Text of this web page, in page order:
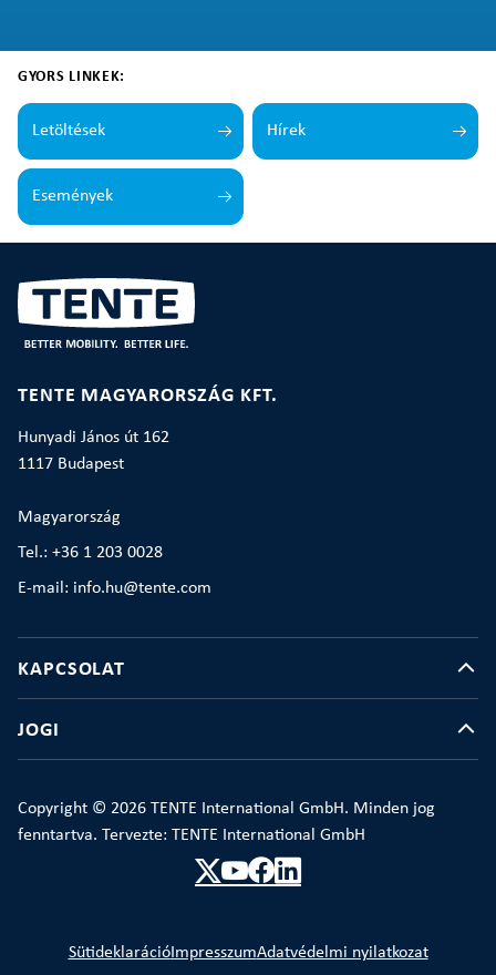
GYORS LINKEK:
Letöltések Hírek
Események
TENTE MAGYARORSZÁG KFT.
Hunyadi János út 162
1117 Budapest
Magyarország
Tel.: +36 1 203 0028
E-mail: info.hu@tente.com
KAPCSOLAT
JOGI
Copyright © 2026 TENTE International GmbH. Minden jog
fenntartva. Tervezte: TENTE International GmbH
SütideklarációImpresszumAdatvédelmi nyilatkozat